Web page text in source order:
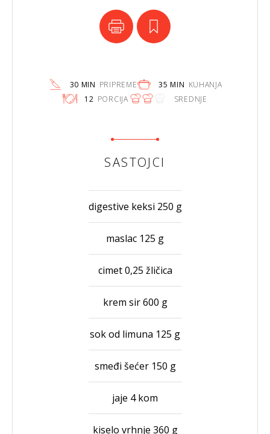
30 MIN PRIPREME 35 MIN KUHANJA
12 PORCIJA SREDNJE
SASTOJCI
digestive keksi 250 g
maslac 125 g
cimet 0,25 žličica
krem sir 600 g
sok od limuna 125 g
smeđi šećer 150 g
jaje 4 kom
kiselo vrhnje 360 g